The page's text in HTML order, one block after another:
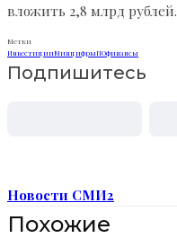
вложить 2,8 млрд рублей.
Метки
ИнвестицииМинцифрыПОфинансы
Подпишитесь
Новости СМИ2
Похожие